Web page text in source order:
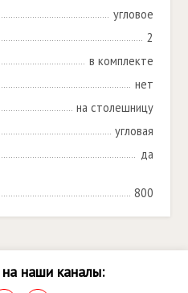
угловое
2
в комплекте
нет
на столешницу
угловая
да
800
наши каналы: